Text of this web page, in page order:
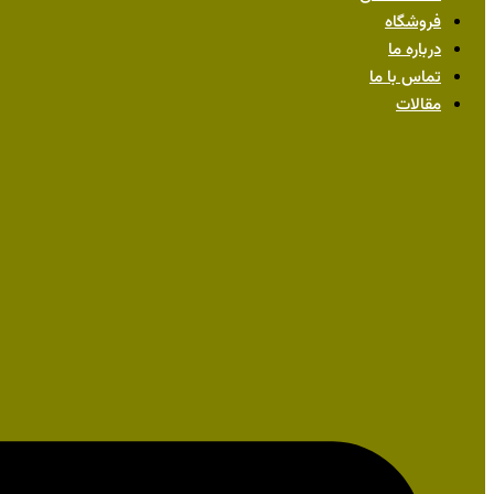
فروشگاه
درباره ما
تماس با ما
مقالات